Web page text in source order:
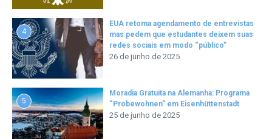
4
EUA retoma agendamento de entrevistas
mas pedem que estudantes deixem suas
redes sociais em modo “público”
26 de junho de 2025
5
Moradia Gratuita na Alemanha: Programa
“Probewohnen” em Eisenhüttenstadt
25 de junho de 2025